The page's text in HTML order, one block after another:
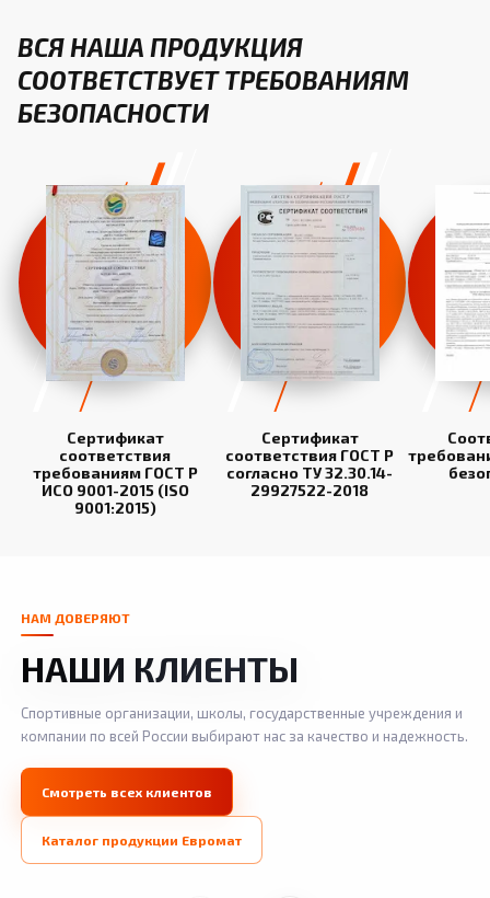
ВСЯ НАША ПРОДУКЦИЯ
СООТВЕТСТВУЕТ ТРЕБОВАНИЯМ
БЕЗОПАСНОСТИ
Сертификат
соответствия
требованиям ГОСТ Р
ИСО 9001-2015 (ISO
9001:2015)
Сертификат
соответствия ГОСТ Р
согласно ТУ 32.30.14-
29927522-2018
НАМ ДОВЕРЯЮТ
НАШИ КЛИЕНТЫ
Спортивные организации, школы, государственные учреждения и
компании по всей России выбирают нас за качество и надежность.
Смотреть всех клиентов
Каталог продукции Евромат